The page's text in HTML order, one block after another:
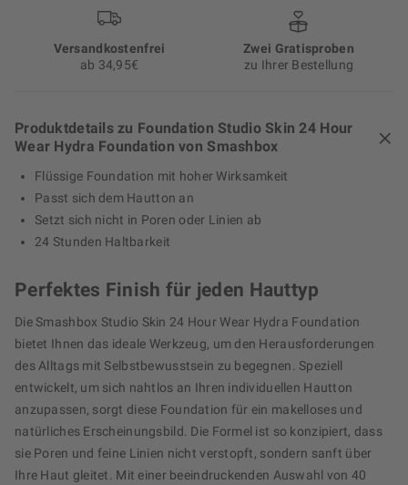
Versand­kosten­frei
ab 34,95€
Zwei Gratisproben
zu Ihrer Bestellung
Produktdetails zu Foundation Studio Skin 24 Hour
Wear Hydra Foundation von Smashbox
Flüssige Foundation mit hoher Wirksamkeit
Passt sich dem Hautton an
Setzt sich nicht in Poren oder Linien ab
24 Stunden Haltbarkeit
Perfektes Finish für jeden Hauttyp
Die Smashbox Studio Skin 24 Hour Wear Hydra Foundation
bietet Ihnen das ideale Werkzeug, um den Herausforderungen
des Alltags mit Selbstbewusstsein zu begegnen. Speziell
entwickelt, um sich nahtlos an Ihren individuellen Hautton
anzupassen, sorgt diese Foundation für ein makelloses und
natürliches Erscheinungsbild. Die Formel ist so konzipiert, dass
sie Poren und feine Linien nicht verstopft, sondern sanft über
Ihre Haut gleitet. Mit einer beeindruckenden Auswahl von 40